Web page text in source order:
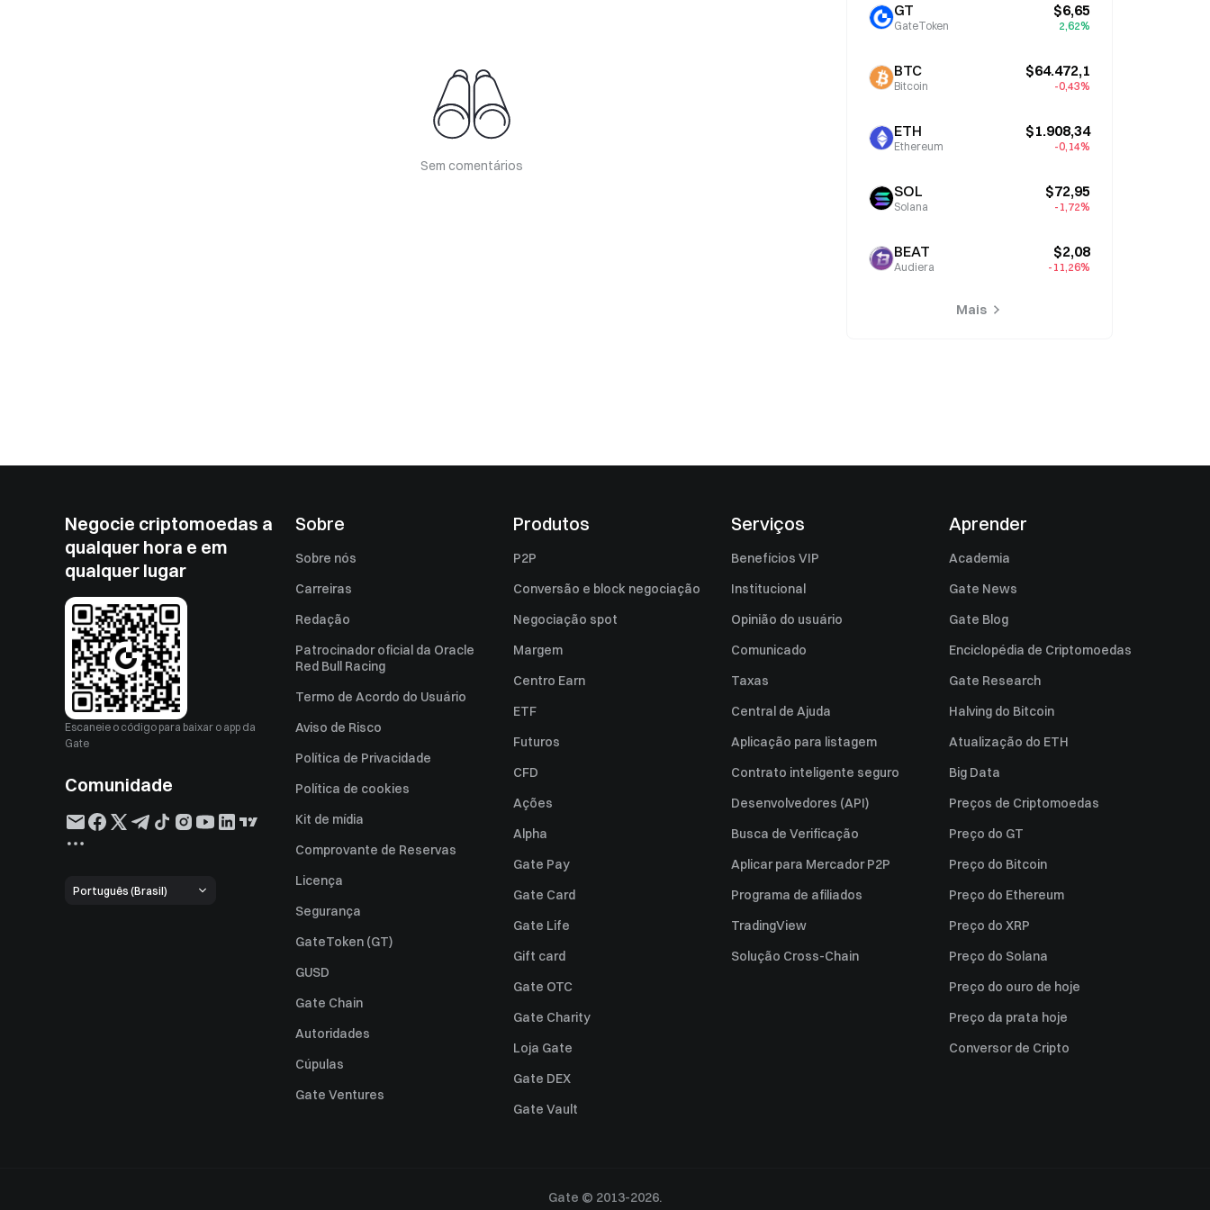
Sem comentários
GT
GateToken
$6,65
2,62%
BTC
Bitcoin
$64.472,1
-0,43%
ETH
Ethereum
$1.908,34
-0,14%
SOL
Solana
$72,95
-1,72%
BEAT
Audiera
$2,08
-11,26%
Mais
Negocie criptomoedas a
qualquer hora e em
qualquer lugar
Escaneie o código para baixar o app da
Gate
Comunidade
Português (Brasil)
Sobre
Sobre nós
Carreiras
Redação
Patrocinador oficial da Oracle
Red Bull Racing
Termo de Acordo do Usuário
Aviso de Risco
Política de Privacidade
Política de cookies
Kit de mídia
Comprovante de Reservas
Licença
Segurança
GateToken (GT)
GUSD
Gate Chain
Autoridades
Cúpulas
Gate Ventures
Produtos
P2P
Conversão e block negociação
Negociação spot
Margem
Centro Earn
ETF
Futuros
CFD
Ações
Alpha
Gate Pay
Gate Card
Gate Life
Gift card
Gate OTC
Gate Charity
Loja Gate
Gate DEX
Gate Vault
Serviços
Benefícios VIP
Institucional
Opinião do usuário
Comunicado
Taxas
Central de Ajuda
Aplicação para listagem
Contrato inteligente seguro
Desenvolvedores (API)
Busca de Verificação
Aplicar para Mercador P2P
Programa de afiliados
TradingView
Solução Cross-Chain
Aprender
Academia
Gate News
Gate Blog
Enciclopédia de Criptomoedas
Gate Research
Halving do Bitcoin
Atualização do ETH
Big Data
Preços de Criptomoedas
Preço do GT
Preço do Bitcoin
Preço do Ethereum
Preço do XRP
Preço do Solana
Preço do ouro de hoje
Preço da prata hoje
Conversor de Cripto
Gate © 2013-2026.